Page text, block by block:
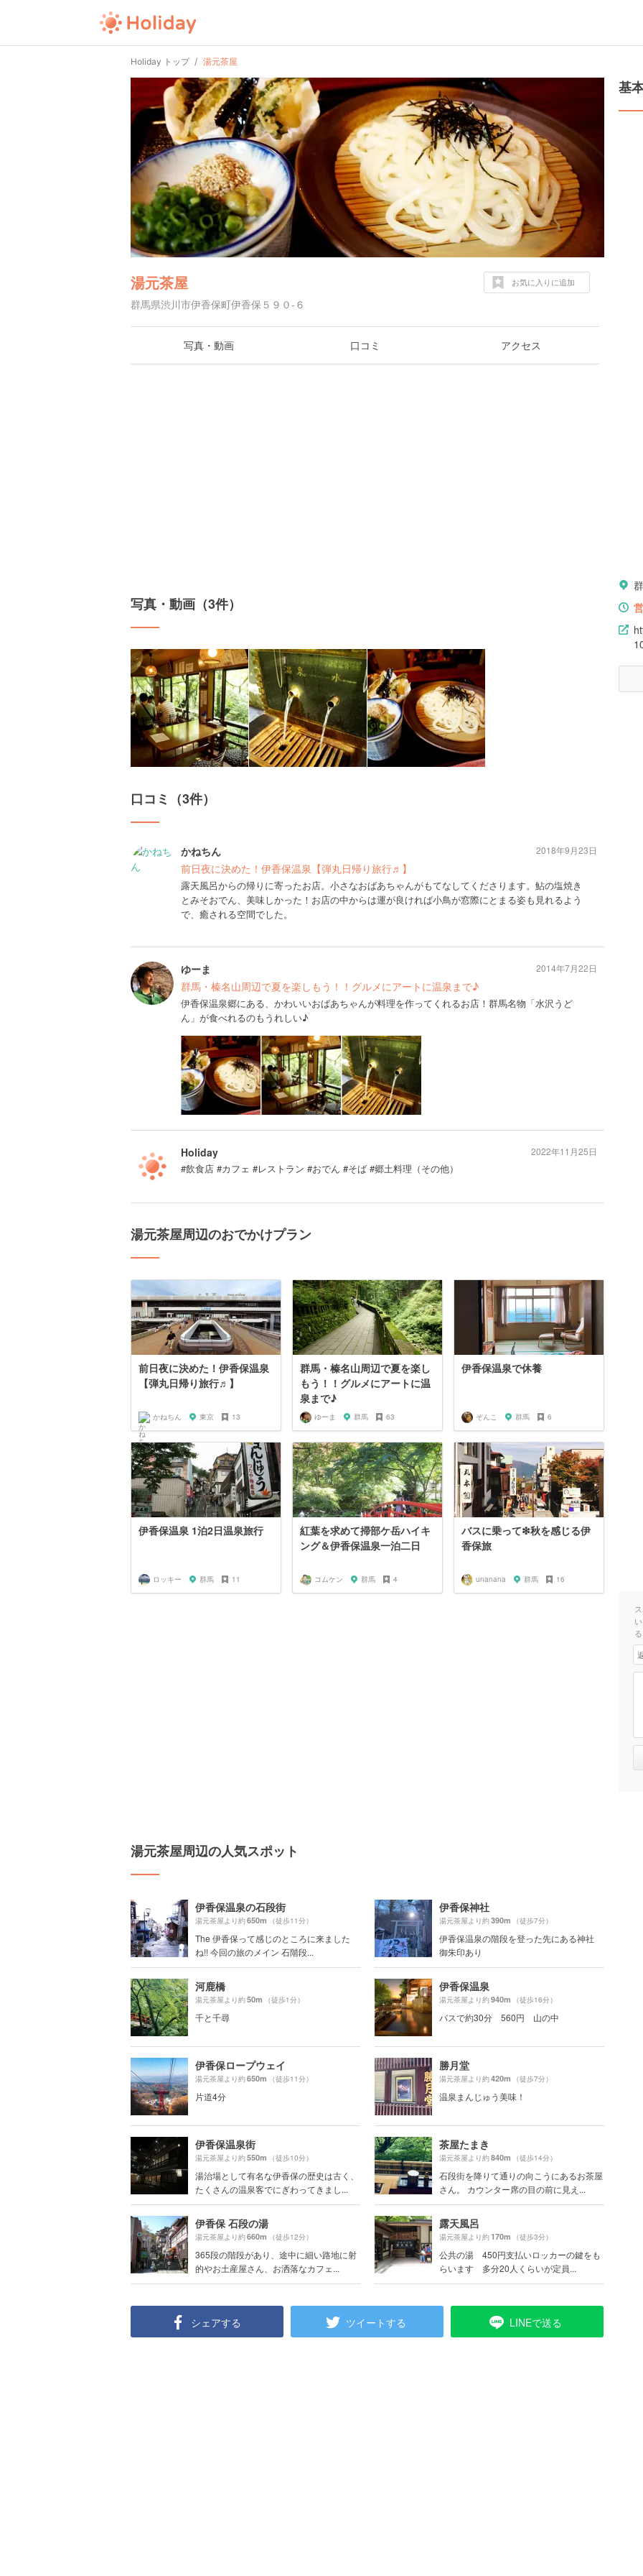
Holiday トップ 湯元茶屋
湯元茶屋
群馬県渋川市伊香保町伊香保５９０-６
お気に入りに追加
写真・動画 口コミ アクセス
写真・動画（3件）
口コミ（3件）
かねちん
前日夜に決めた！伊香保温泉【弾丸日帰り旅行♬】
露天風呂からの帰りに寄ったお店。小さなおばあちゃんがもてなしてくださります。鮎の塩焼き
とみそおでん、美味しかった！お店の中からは運が良ければ小鳥が窓際にとまる姿も見れるよう
で、癒される空間でした。
2018年9月23日
ゆーま
群馬・榛名山周辺で夏を楽しもう！！グルメにアートに温泉まで♪
伊香保温泉郷にある、かわいいおばあちゃんが料理を作ってくれるお店！群馬名物「水沢うど
ん」が食べれるのもうれしい♪
2014年7月22日
Holiday
#飲食店 #カフェ #レストラン #おでん #そば #郷土料理（その他）
2022年11月25日
湯元茶屋周辺のおでかけプラン
前日夜に決めた！伊香保温泉
【弾丸日帰り旅行♬】
かねちん 東京 13
群馬・榛名山周辺で夏を楽し
もう！！グルメにアートに温
泉まで♪
ゆーま 群馬 63
伊香保温泉で休養
ぞんこ 群馬 6
伊香保温泉 1泊2日温泉旅行
ロッキー 群馬 11
紅葉を求めて掃部ケ岳ハイキ
ング＆伊香保温泉一泊二日
コムケン 群馬 4
バスに乗って❇︎秋を感じる伊
香保旅
unanana 群馬 16
湯元茶屋周辺の人気スポット
伊香保温泉の石段街
湯元茶屋より約650m （徒歩11分）
The 伊香保って感じのところに来ました
ね!! 今回の旅のメイン 石階段...
伊香保神社
湯元茶屋より約390m （徒歩7分）
伊香保温泉の階段を登った先にある神社
御朱印あり
河鹿橋
湯元茶屋より約50m （徒歩1分）
千と千尋
伊香保温泉
湯元茶屋より約940m （徒歩16分）
バスで約30分 560円 山の中
伊香保ロープウェイ
湯元茶屋より約650m （徒歩11分）
片道4分
勝月堂
湯元茶屋より約420m （徒歩7分）
温泉まんじゅう美味！
伊香保温泉街
湯元茶屋より約550m （徒歩10分）
湯治場として有名な伊香保の歴史は古く、
たくさんの温泉客でにぎわってきまし...
茶屋たまき
湯元茶屋より約840m （徒歩14分）
石段街を降りて通りの向こうにあるお茶屋
さん。 カウンター席の目の前に見え...
伊香保 石段の湯
湯元茶屋より約660m （徒歩12分）
365段の階段があり、途中に細い路地に射
的やお土産屋さん、お洒落なカフェ...
露天風呂
湯元茶屋より約170m （徒歩3分）
公共の湯 450円支払いロッカーの鍵をも
らいます 多分20人くらいが定員...
シェアする ツイートする LINEで送る
基